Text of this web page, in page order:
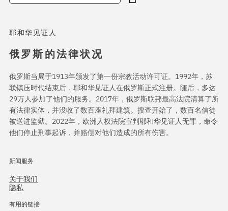
耶和华见证人
俄罗斯的法律状况
俄罗斯当局于1913年颁发了第一份宗教活动许可证。1992年，苏
联镇压时代结束后，耶和华见证人在俄罗斯正式注册。随后，多达
29万人参加了他们的服务。2017年，俄罗斯联邦最高法院清算了所
有法律实体，并没收了数百座礼拜建筑。搜查开始了，数百名信徒
被送进监狱。2022年，欧洲人权法院宣判耶和华见证人无罪，命令
他们停止刑事起诉，并赔偿对他们造成的所有伤害。
新闻服务
关于我们
隐私
有用的链接